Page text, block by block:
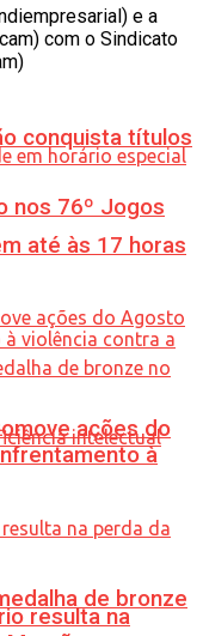
conquista títulos
nos 76º Jogos
de bronze
e a
com o Sindicato
até às 17 horas
ações do
à
resulta na